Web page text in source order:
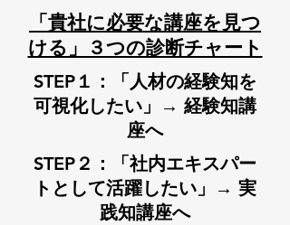
「貴社に必要な講座を見つ
ける」３つの診断チャート
STEP１：「人材の経験知を
可視化したい」→ 経験知講
座へ
STEP２：「社内エキスパー
トとして活躍したい」→ 実
践知講座へ